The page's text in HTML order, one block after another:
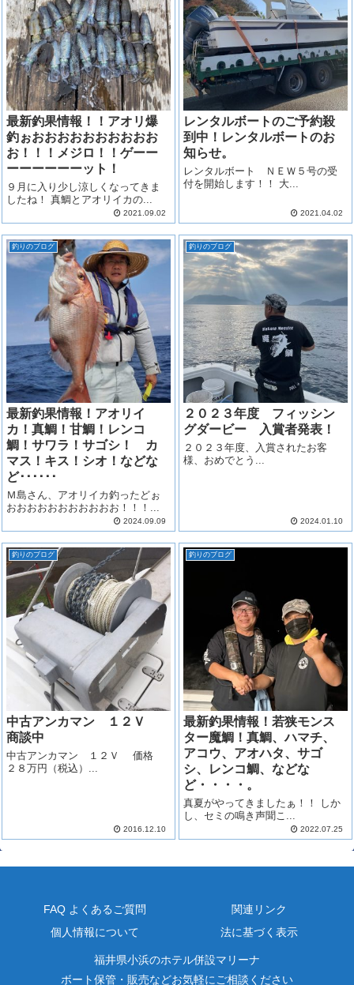
最新釣果情報！！アオリ爆
釣ぉおおおおおおおおおお
お！！！メジロ！！ゲーー
ーーーーーーット！
９月に入り少し涼しくなってきま
したね！ 真鯛とアオリイカの...
2021.09.02
レンタルボートのご予約殺
到中！レンタルボートのお
知らせ。
レンタルボート ＮＥＷ５号の受
付を開始します！！ 大...
2021.04.02
釣りのブログ
最新釣果情報！アオリイ
カ！真鯛！甘鯛！レンコ
鯛！サワラ！サゴシ！ カ
マス！キス！シオ！などな
ど･･････
Ｍ島さん、アオリイカ釣ったどぉ
おおおおおおおおおおお！！！...
2024.09.09
釣りのブログ
２０２３年度 フィッシン
グダービー 入賞者発表！
２０２３年度、入賞されたお客
様、おめでとう...
2024.01.10
釣りのブログ
中古アンカマン １２Ｖ
商談中
中古アンカマン １２Ｖ 価格
２８万円（税込）...
2016.12.10
釣りのブログ
最新釣果情報！若狭モンス
ター魔鯛！真鯛、ハマチ、
アコウ、アオハタ、サゴ
シ、レンコ鯛、などな
ど・・・・。
真夏がやってきましたぁ！！ しか
し、セミの鳴き声聞こ...
2022.07.25
FAQ よくあるご質問
関連リンク
個人情報について
法に基づく表示
福井県小浜のホテル併設マリーナ
ボート保管・販売などお気軽にご相談ください